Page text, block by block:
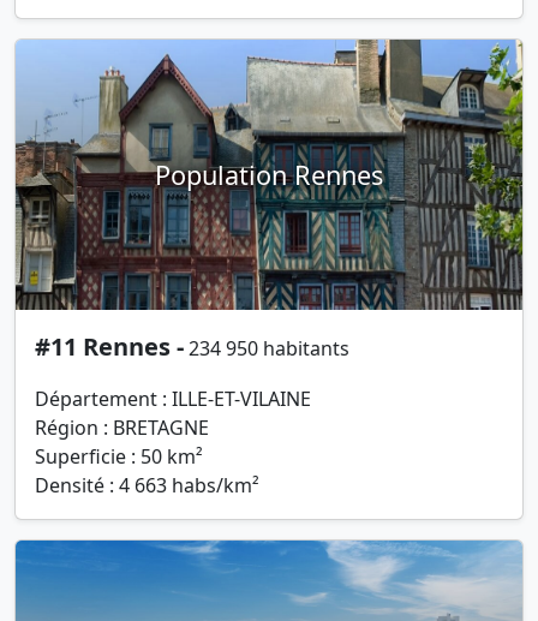
Population Rennes
#11 Rennes -234 950 habitants
Département : ILLE-ET-VILAINE
Région : BRETAGNE
Superficie : 50 km²
Densité : 4 663 habs/km²